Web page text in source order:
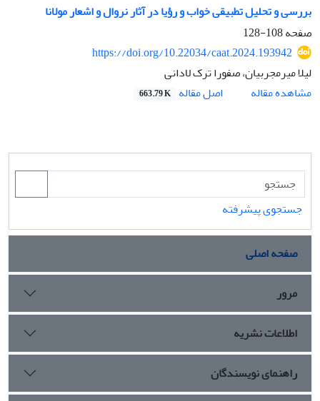
بررسی و تحلیل تطبیقی خواب و رؤیا در آثار نروال و اشعار مولانا
صفحه108-128
https://doi.org/10.22034/caat.2024.193942
لیلا میرمجربیان، صفورا ترک لادانی
مشاهده مقاله
اصل مقاله 663.79 K
جستجوی پیشرفته
صفحه اصلی
مرور
اطلاعات نشریه
راهنمای نویسندگان